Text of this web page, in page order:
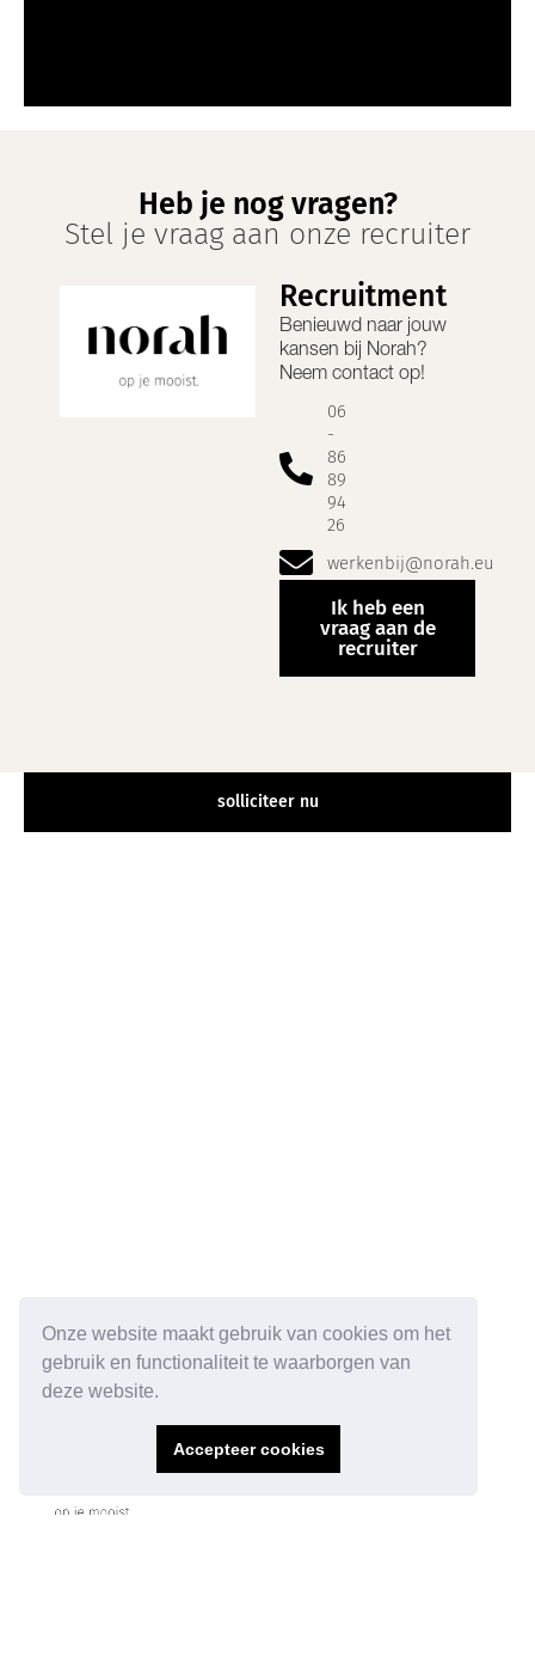
Onze website maakt gebruik van cookies om het
gebruik en functionaliteit te waarborgen van
deze website.
Accepteer cookies
Heb je nog vragen?
Stel je vraag aan onze recruiter
Recruitment
Benieuwd naar jouw
kansen bij Norah?
Neem contact op!
06
-
86
89
94
26
werkenbij@norah.eu
Ik heb een
vraag aan de
recruiter
solliciteer nu